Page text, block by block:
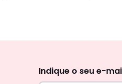
Indique o seu e-